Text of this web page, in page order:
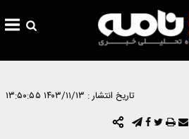
تاریخ انتشار : ۱۴۰۳/۱۱/۱۳ ۱۳:۵۰:۵۵